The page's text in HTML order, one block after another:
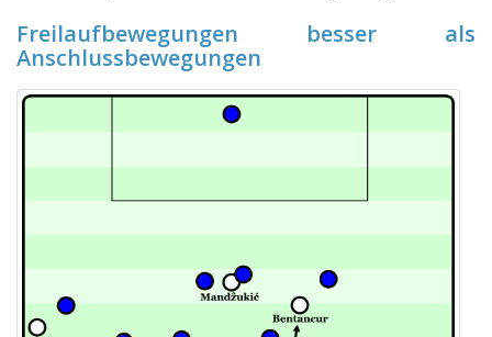
Freilaufbewegungen besser als
Anschlussbewegungen